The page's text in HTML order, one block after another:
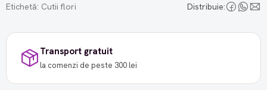
Etichetă: Cutii flori Distribuie:
Transport gratuit
la comenzi de peste 300 lei